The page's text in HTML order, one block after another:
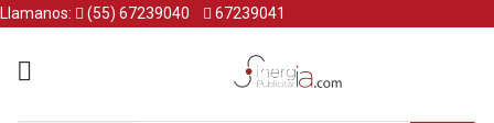
Llamanos: (55) 67239040 67239041